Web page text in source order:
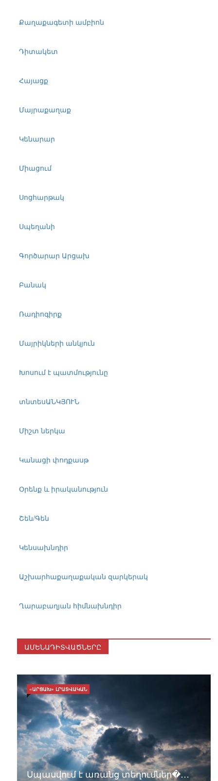
Քաղաքագետի ամբիոն
Դիտակետ
Հայացք
Մայրաքաղաք
Կենարար
Միացում
Սոցհարթակ
Սպեղանի
Գործարար Արցախ
Բանակ
Ռադիոգիրք
Մայրիկների անկյուն
Խոսում է պատմությունը
տնտեսԱՆԿՅՈՒՆ
Միշտ ներկա
Կանացի փոդքասթ
Օրենք և իրականություն
Շեն/Գեն
Կենսախնդիր
Աշխարհաքաղաքական զարկերակ
Ղարաբաղյան հիմնախնդիր
ԱՄԵՆԱԴԻՏՎԱԾՆԵՐԸ
Սպասվում է առանց տեղումներ�…
«ԱՐՑԱԽ» ԼՐԱՏՎԱԿԱՆ